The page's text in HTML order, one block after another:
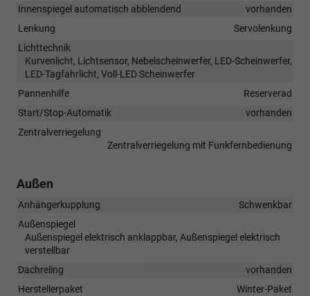
Innenspiegel automatisch abblendend
vorhanden
Lenkung
Servolenkung
Lichttechnik
Kurvenlicht, Lichtsensor, Nebelscheinwerfer, LED-Scheinwerfer,
LED-Tagfahrlicht, Voll-LED Scheinwerfer
Pannenhilfe
Reserverad
Start/Stop-Automatik
vorhanden
Zentralverriegelung
Zentralverriegelung mit Funkfernbedienung
Außen
Anhängerkupplung
Schwenkbar
Außenspiegel
Außenspiegel elektrisch anklappbar, Außenspiegel elektrisch
verstellbar
Dachreling
vorhanden
Herstellerpaket
Winter-Paket